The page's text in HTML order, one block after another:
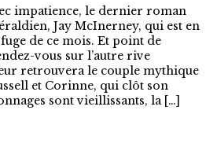
impatience, le dernier roman
Jay McInerney, qui est en
de ce mois. Et point de
vous sur l’autre rive
retrouvera le couple mythique
et Corinne, qui clôt son
sont vieillissants, la […]